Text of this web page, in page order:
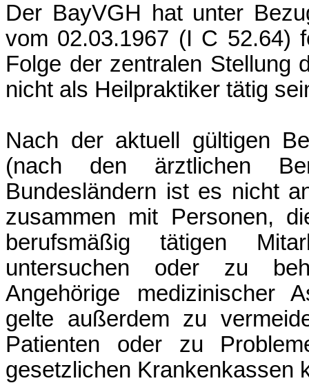
Der BayVGH hat unter
vom 02.03.1967 (I C 52.64)
Folge der zentralen Stellung
nicht als Heilpraktiker tätig
Nach der aktuell gültigen
(nach den ärztlichen
Bundesländern ist es nicht
zusammen mit Personen,
berufsmäßig tätigen
untersuchen oder zu
Angehörige medizinischer
gelte außerdem zu
Patienten oder zu
gesetzlichen Krankenkassen